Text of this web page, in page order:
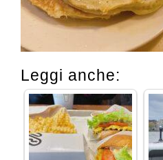
Leggi anche: